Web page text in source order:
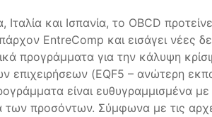
και Ισπανία, το OBCD
EntreComp και εισάγει νέες
προγράμματα για την κάλυψη
επιχειρήσεων (EQF5 – ανώτερη
είναι ευθυγραμμισμένα με
των προσόντων. Σύμφωνα με τις